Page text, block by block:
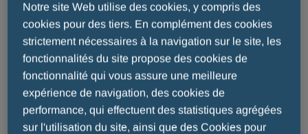
toute donnée supplémentaire que la Société
peut être amenée à obtenir, y compris de
tiers, dans le cadre des activités concernées.
Informations de Compte utilisateur
vous vous êtes enregistré pour accéder à un
Site Web de la Société, nous collectons vos
coordonnées d’accès (nom utilisateur, mot de
Notre site Web utilise des cookies, y compris des
cookies pour des tiers. En complément des cookies
strictement nécessaires à la navigation sur le site, les
fonctionnalités du site propose des cookies de
fonctionnalité qui vous assure une meilleure
expérience de navigation, des cookies de
performance, qui effectuent des statistiques agrégées
sur l'utilisation du site, ainsi que des Cookies pour